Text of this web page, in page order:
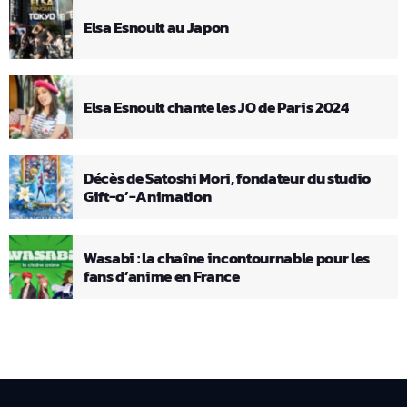
Elsa Esnoult au Japon
Elsa Esnoult chante les JO de Paris 2024
Décès de Satoshi Mori, fondateur du studio
Gift-o’-Animation
Wasabi : la chaîne incontournable pour les
fans d’anime en France